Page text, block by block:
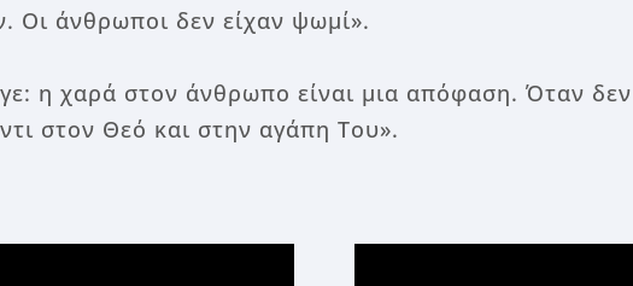
Οι άνθρωποι δεν είχαν ψωμί».
η χαρά στον άνθρωπο είναι μια απόφαση. Όταν
στον Θεό και στην αγάπη Του».